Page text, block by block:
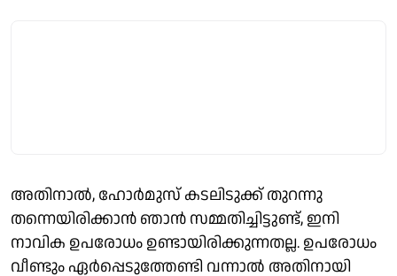
അതിനാല്‍, ഹോര്‍മുസ് കടലിടുക്ക് തുറന്നു
തന്നെയിരിക്കാന്‍ ഞാന്‍ സമ്മതിച്ചിട്ടുണ്ട്, ഇനി
നാവിക ഉപരോധം ഉണ്ടായിരിക്കുന്നതല്ല. ഉപരോധം
വീണ്ടും ഏര്‍പ്പെടുത്തേണ്ടി വന്നാല്‍ അതിനായി